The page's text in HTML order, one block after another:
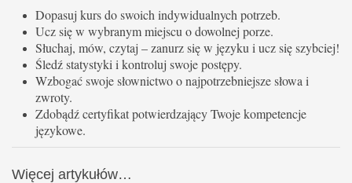
Dopasuj kurs do swoich indywidualnych potrzeb.
Ucz się w wybranym miejscu o dowolnej porze.
Słuchaj, mów, czytaj – zanurz się w języku i ucz się szybciej!
Śledź statystyki i kontroluj swoje postępy.
Wzbogać swoje słownictwo o najpotrzebniejsze słowa i
zwroty.
Zdobądź certyfikat potwierdzający Twoje kompetencje
językowe.
Więcej artykułów…